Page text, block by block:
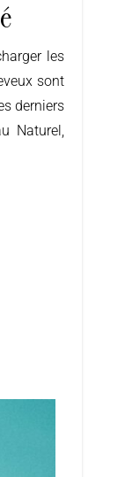
sont
derniers
Naturel,